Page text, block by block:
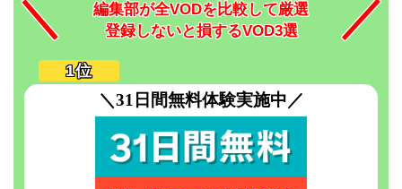
編集部が全VODを比較して厳選
登録しないと損するVOD3選
＼31日間無料体験実施中／